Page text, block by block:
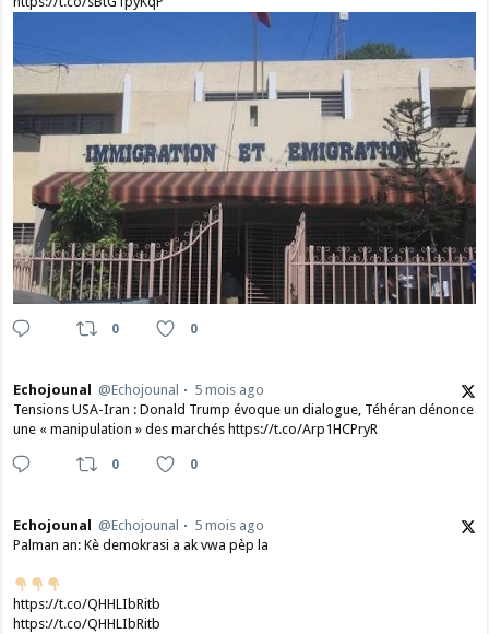
0 0
Echojounal @Echojounal
5 mois ago
Tensions USA-Iran : Donald Trump évoque un dialogue, Téhéran dénonce
une « manipulation » des marchés https://t.co/Arp1HCPryR
0 0
Echojounal @Echojounal
5 mois ago
Palman an: Kè demokrasi a ak vwa pèp la
https://t.co/QHHLIbRitb
https://t.co/QHHLIbRitb